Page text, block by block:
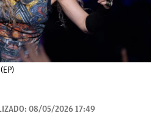
08/05/2026 17:49